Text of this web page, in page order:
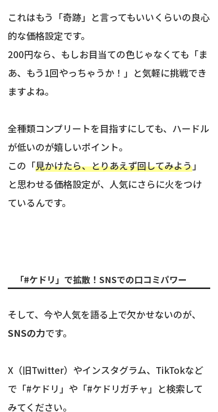
これはもう「奇跡」と言ってもいいくらいの良心
的な価格設定です。
200円なら、もしお目当ての色じゃなくても「ま
あ、もう1回やっちゃうか！」と気軽に挑戦でき
ますよね。
全種類コンプリートを目指すにしても、ハードル
が低いのが嬉しいポイント。
この「見かけたら、とりあえず回してみよう」
と思わせる価格設定が、人気にさらに火をつけ
ているんです。
「#ケドリ」で拡散！SNSでの口コミパワー
そして、今や人気を語る上で欠かせないのが、
SNSの力です。
X（旧Twitter）やインスタグラム、TikTokなど
で「#ケドリ」や「#ケドリガチャ」と検索して
みてください。